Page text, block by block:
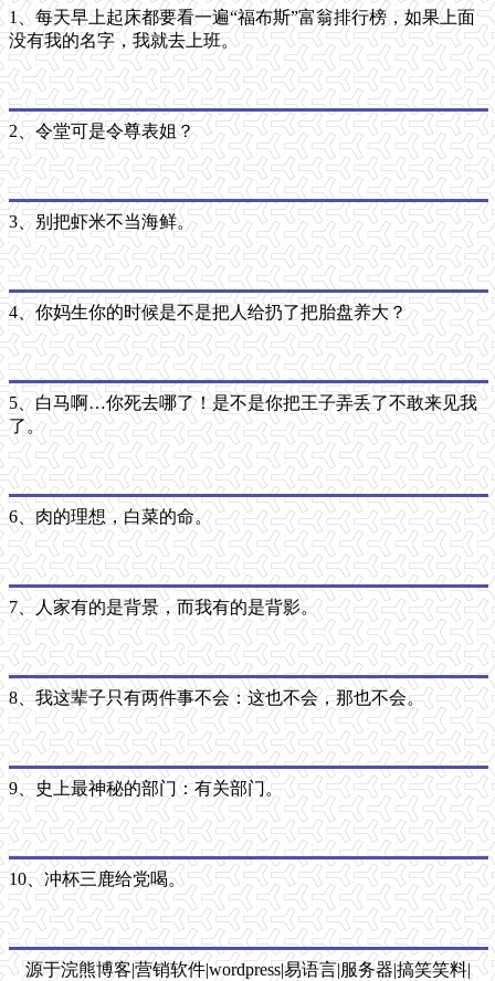
1、每天早上起床都要看一遍“福布斯”富翁排行榜，如果上面
没有我的名字，我就去上班。
2、令堂可是令尊表姐？
3、别把虾米不当海鲜。
4、你妈生你的时候是不是把人给扔了把胎盘养大？
5、白马啊…你死去哪了！是不是你把王子弄丢了不敢来见我
了。
6、肉的理想，白菜的命。
7、人家有的是背景，而我有的是背影。
8、我这辈子只有两件事不会：这也不会，那也不会。
9、史上最神秘的部门：有关部门。
10、冲杯三鹿给党喝。
源于浣熊博客|营销软件|wordpress|易语言|服务器|搞笑笑料|